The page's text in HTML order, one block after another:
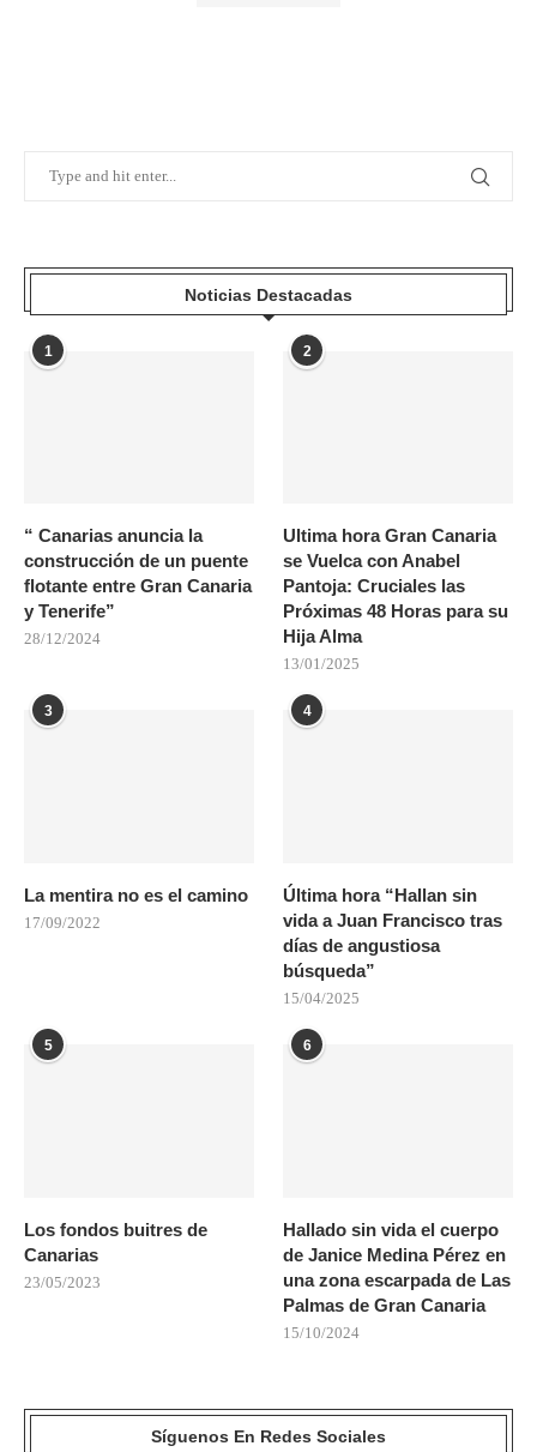
Noticias Destacadas
1
“ Canarias anuncia la
construcción de un puente
flotante entre Gran Canaria
y Tenerife”
28/12/2024
2
Ultima hora Gran Canaria
se Vuelca con Anabel
Pantoja: Cruciales las
Próximas 48 Horas para su
Hija Alma
13/01/2025
3
La mentira no es el camino
17/09/2022
4
Última hora “Hallan sin
vida a Juan Francisco tras
días de angustiosa
búsqueda”
15/04/2025
5
Los fondos buitres de
Canarias
23/05/2023
6
Hallado sin vida el cuerpo
de Janice Medina Pérez en
una zona escarpada de Las
Palmas de Gran Canaria
15/10/2024
Síguenos En Redes Sociales